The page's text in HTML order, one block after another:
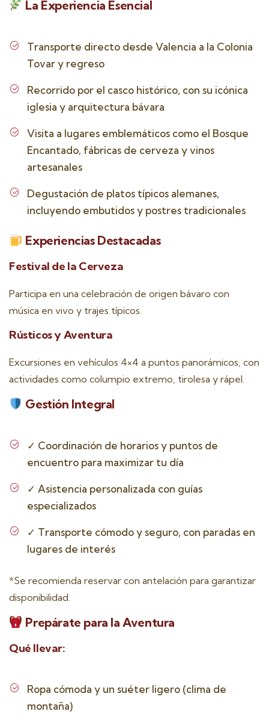
La Experiencia Esencial
Transporte directo desde Valencia a la Colonia
Tovar y regreso
Recorrido por el casco histórico, con su icónica
iglesia y arquitectura bávara
Visita a lugares emblemáticos como el Bosque
Encantado, fábricas de cerveza y vinos
artesanales
Degustación de platos típicos alemanes,
incluyendo embutidos y postres tradicionales
Experiencias Destacadas
Festival de la Cerveza
Participa en una celebración de origen bávaro con
música en vivo y trajes típicos.
Rústicos y Aventura
Excursiones en vehículos 4×4 a puntos panorámicos, con
actividades como columpio extremo, tirolesa y rápel.
Gestión Integral
✓ Coordinación de horarios y puntos de
encuentro para maximizar tu día
✓ Asistencia personalizada con guías
especializados
✓ Transporte cómodo y seguro, con paradas en
lugares de interés
*Se recomienda reservar con antelación para garantizar
disponibilidad.
Prepárate para la Aventura
Qué llevar:
Ropa cómoda y un suéter ligero (clima de
montaña)